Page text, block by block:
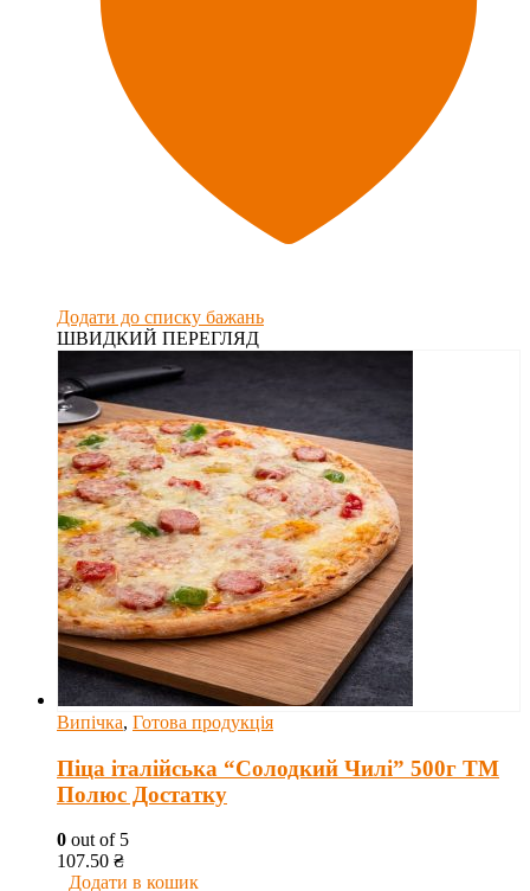
Додати до списку бажань
ШВИДКИЙ ПЕРЕГЛЯД
Випічка, Готова продукція
Піца італійська “Солодкий Чилі” 500г ТМ
Полюс Достатку
0 out of 5
107.50 ₴
Додати в кошик